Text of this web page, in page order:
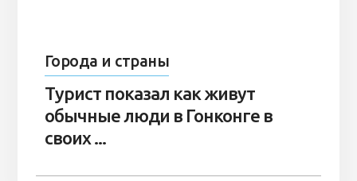
Города и страны
Турист показал как живут
обычные люди в Гонконге в
своих ...